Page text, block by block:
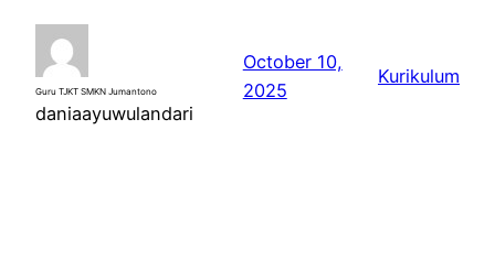
Guru TJKT SMKN Jumantono
daniaayuwulandari
October 10,
2025
Kurikulum